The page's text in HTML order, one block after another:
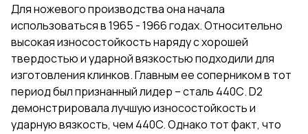
Для ножевого производства она начала
использоваться в 1965 - 1966 годах. Относительно
высокая износостойкость наряду с хорошей
твердостью и ударной вязкостью подходили для
изготовления клинков. Главным ее соперником в тот
период был признанный лидер – сталь 440С. D2
демонстрировала лучшую износостойкость и
ударную вязкость, чем 440C. Однако тот факт, что